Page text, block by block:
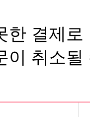
이 취소될